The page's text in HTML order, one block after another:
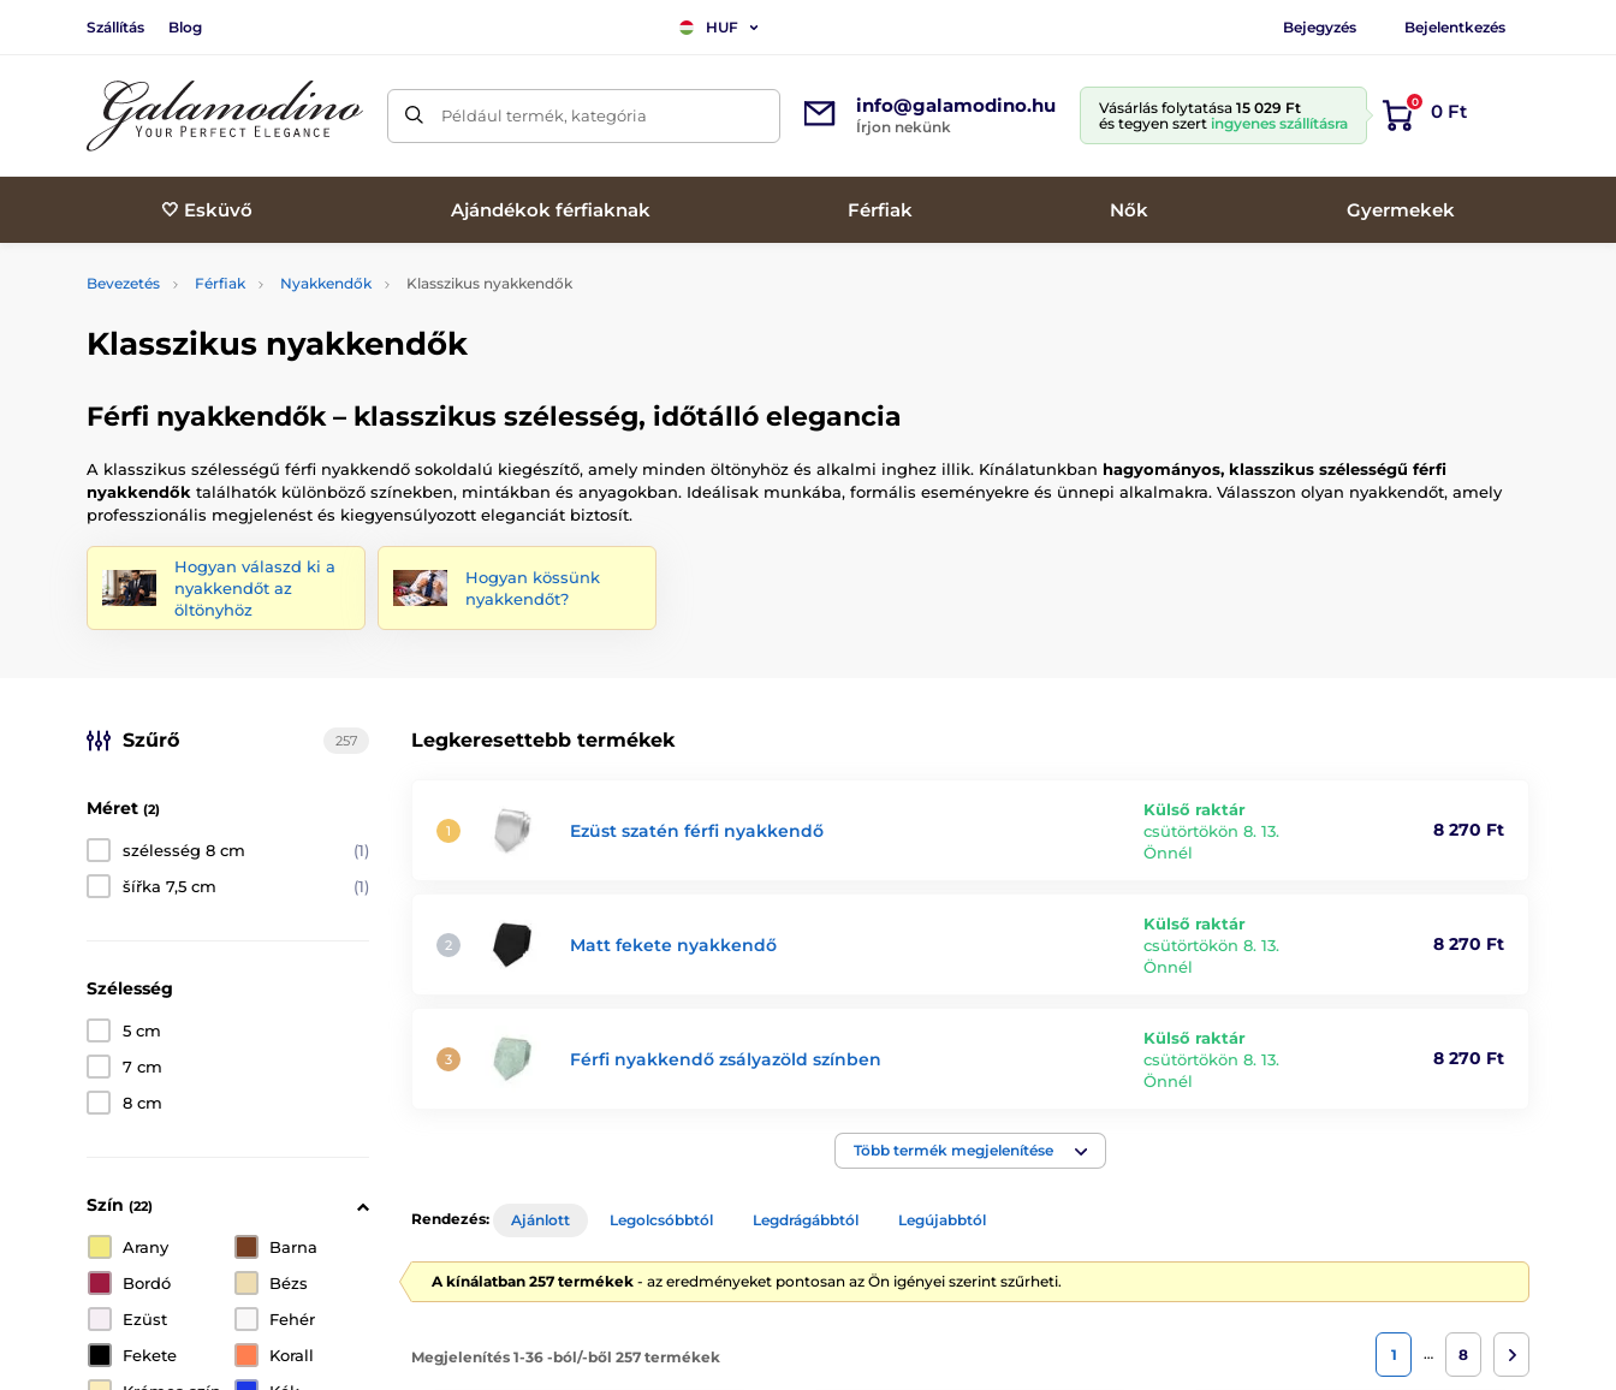
Szállítás Blog HUF Bejegyzés Bejelentkezés
Például termék, kategória info@galamodino.hu
Írjon nekünk
Vásárlás folytatása 15 029 Ft
és tegyen szert ingyenes szállításra
0 0 Ft
🤍 Esküvő Ajándékok férfiaknak Férfiak Nők Gyermekek
Bevezetés Férfiak Nyakkendők Klasszikus nyakkendők
Klasszikus nyakkendők
Férfi nyakkendők – klasszikus szélesség, időtálló elegancia
A klasszikus szélességű férfi nyakkendő sokoldalú kiegészítő, amely minden öltönyhöz és alkalmi inghez illik. Kínálatunkban hagyományos, klasszikus szélességű férfi
nyakkendők találhatók különböző színekben, mintákban és anyagokban. Ideálisak munkába, formális eseményekre és ünnepi alkalmakra. Válasszon olyan nyakkendőt, amely
professzionális megjelenést és kiegyensúlyozott eleganciát biztosít.
Hogyan válaszd ki a
nyakkendőt az
öltönyhöz
Hogyan kössünk
nyakkendőt?
Legkeresettebb termékek
Ezüst szatén férfi nyakkendő
Külső raktár
csütörtökön 8. 13.
Önnél
8 270 Ft
Matt fekete nyakkendő
Külső raktár
csütörtökön 8. 13.
Önnél
8 270 Ft
Férfi nyakkendő zsályazöld színben
Külső raktár
csütörtökön 8. 13.
Önnél
8 270 Ft
Több termék megjelenítése
Szűrő 257
Méret (2)
szélesség 8 cm
(1)
šířka 7,5 cm
(1)
Szélesség
5 cm
7 cm
8 cm
Szín (22)
Arany
Barna
Bordó
Bézs
Ezüst
Fehér
Fekete
Korall
Rendezés: Ajánlott Legolcsóbbtól Legdrágábbtól Legújabbtól
A kínálatban 257 termékek - az eredményeket pontosan az Ön igényei szerint szűrheti.
Megjelenítés 1-36 -ból/-ből 257 termékek 1 … 8